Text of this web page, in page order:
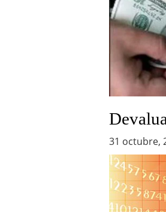
31 octubre,